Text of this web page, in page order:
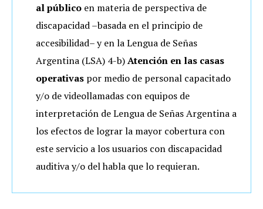
al público en materia de perspectiva de
discapacidad –basada en el principio de
accesibilidad– y en la Lengua de Señas
Argentina (LSA) 4-b)Atención en las casas
operativas por medio de personal capacitado
y/o de videollamadas con equipos de
interpretación de Lengua de Señas Argentina a
los efectos de lograr la mayor cobertura con
este servicio a los usuarios con discapacidad
auditiva y/o del habla que lo requieran.